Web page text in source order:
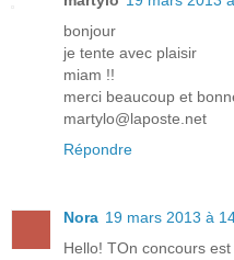
bonjour
je tente avec plaisir
miam !!
merci beaucoup et
martylo@laposte.net
Répondre
Nora 19 mars 2013 à
Hello! TOn concours